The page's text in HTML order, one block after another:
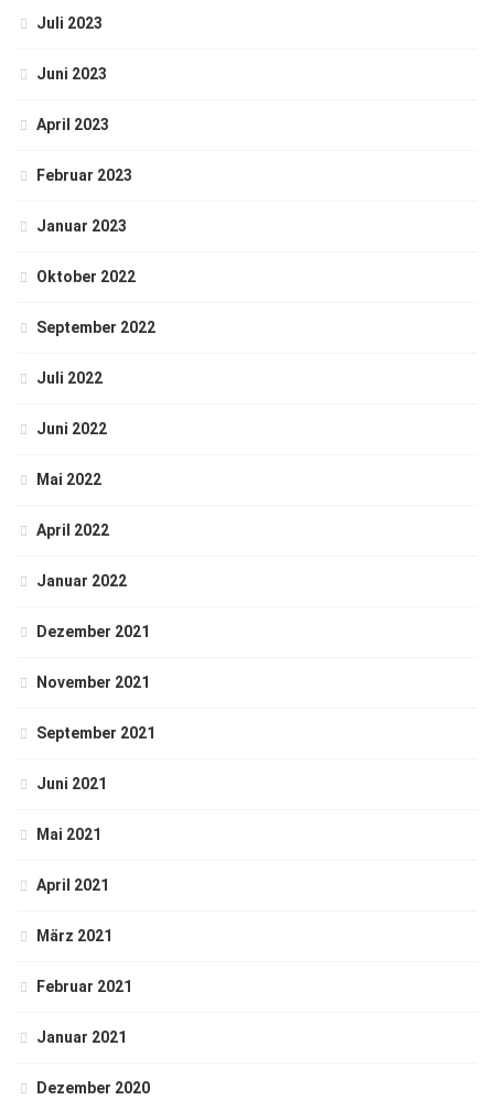
Juli 2023
Juni 2023
April 2023
Februar 2023
Januar 2023
Oktober 2022
September 2022
Juli 2022
Juni 2022
Mai 2022
April 2022
Januar 2022
Dezember 2021
November 2021
September 2021
Juni 2021
Mai 2021
April 2021
März 2021
Februar 2021
Januar 2021
Dezember 2020